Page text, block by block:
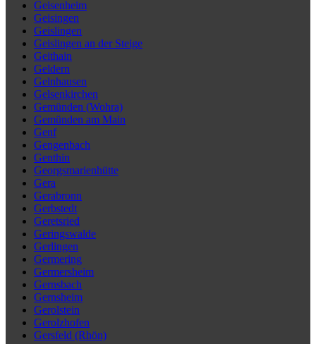
Geisenheim
Geisingen
Geislingen
Geislingen an der Steige
Geithain
Geldern
Gelnhausen
Gelsenkirchen
Gemünden (Wohra)
Gemünden am Main
Genf
Gengenbach
Genthin
Georgsmarienhütte
Gera
Gerabronn
Gerbstedt
Geretsried
Geringswalde
Gerlingen
Germering
Germersheim
Gernsbach
Gernsheim
Gerolstein
Gerolzhofen
Gersfeld (Rhön)